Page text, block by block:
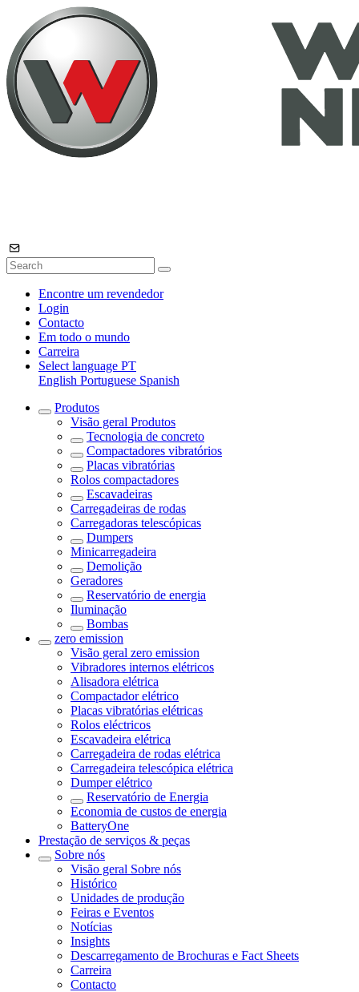
Encontre um revendedor
Login
Contacto
Em todo o mundo
Carreira
Select language PT
English Portuguese Spanish
Produtos
Visão geral Produtos
Tecnologia de concreto
Compactadores vibratórios
Placas vibratórias
Rolos compactadores
Escavadeiras
Carregadeiras de rodas
Carregadoras telescópicas
Dumpers
Minicarregadeira
Demolição
Geradores
Reservatório de energia
Iluminação
Bombas
zero emission
Visão geral zero emission
Vibradores internos elétricos
Alisadora elétrica
Compactador elétrico
Placas vibratórias elétricas
Rolos eléctricos
Escavadeira elétrica
Carregadeira de rodas elétrica
Carregadeira telescópica elétrica
Dumper elétrico
Reservatório de Energia
Economia de custos de energia
BatteryOne
Prestação de serviços & peças
Sobre nós
Visão geral Sobre nós
Histórico
Unidades de produção
Feiras e Eventos
Notícias
Insights
Descarregamento de Brochuras e Fact Sheets
Carreira
Contacto